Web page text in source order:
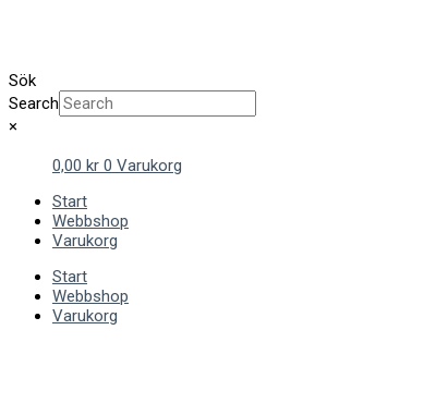
Sök
Search
×
0,00 kr 0 Varukorg
Start
Webbshop
Varukorg
Start
Webbshop
Varukorg